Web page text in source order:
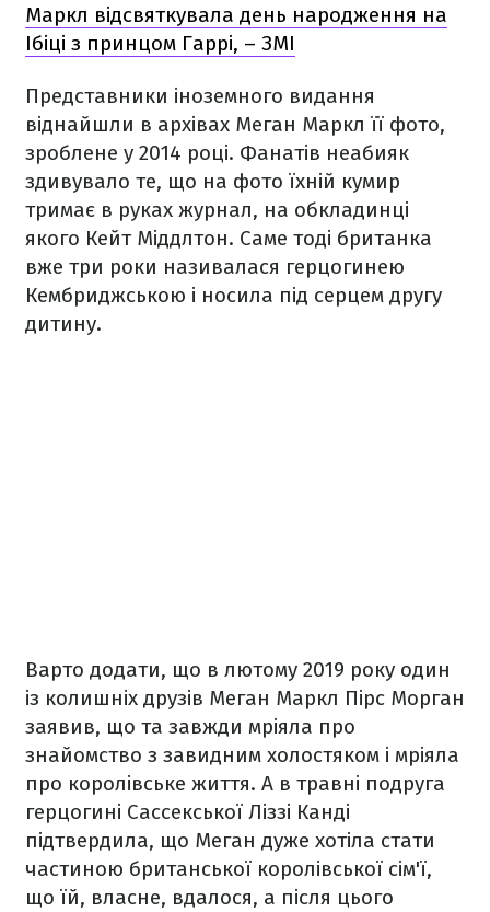
Маркл відсвяткувала день народження на
Ібіці з принцом Гаррі, – ЗМІ
Представники іноземного видання
віднайшли в архівах Меган Маркл її фото,
зроблене у 2014 році. Фанатів неабияк
здивувало те, що на фото їхній кумир
тримає в руках журнал, на обкладинці
якого Кейт Міддлтон. Саме тоді британка
вже три роки називалася герцогинею
Кембриджською і носила під серцем другу
дитину.
Варто додати, що в лютому 2019 року один
із колишніх друзів Меган Маркл Пірс Морган
заявив, що та завжди мріяла про
знайомство з завидним холостяком і мріяла
про королівське життя. А в травні подруга
герцогині Сассекської Ліззі Канді
підтвердила, що Меган дуже хотіла стати
частиною британської королівської сім'ї,
що їй, власне, вдалося, а після цього